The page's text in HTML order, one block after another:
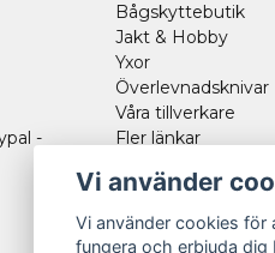
-
Bågskyttebutik
Jakt & Hobby
Yxor
Överlevnadsknivar
Våra tillverkare
Fler länkar
Vi använder
Vi använder cookies
fungera och erbjuda dig